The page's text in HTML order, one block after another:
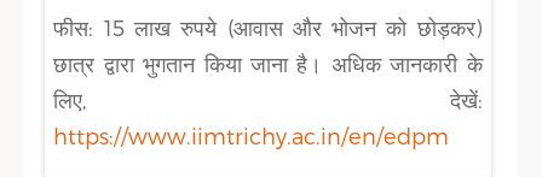
फीस: 15 लाख रुपये (आवास और भोजन को छोड़कर)
छात्र द्वारा भुगतान किया जाना है। अधिक जानकारी के
लिए, देखें:
https://www.iimtrichy.ac.in/en/edpm